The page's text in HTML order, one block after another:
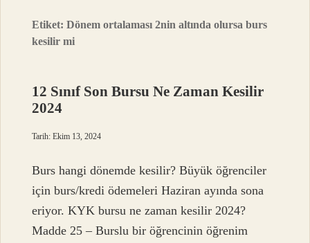
Etiket:Dönem ortalaması 2nin altında olursa burs
kesilir mi
12 Sınıf Son Bursu Ne Zaman Kesilir
2024
Tarih: Ekim 13, 2024
Burs hangi dönemde kesilir? Büyük öğrenciler
için burs/kredi ödemeleri Haziran ayında sona
eriyor. KYK bursu ne zaman kesilir 2024?
Madde 25 – Burslu bir öğrencinin öğrenim